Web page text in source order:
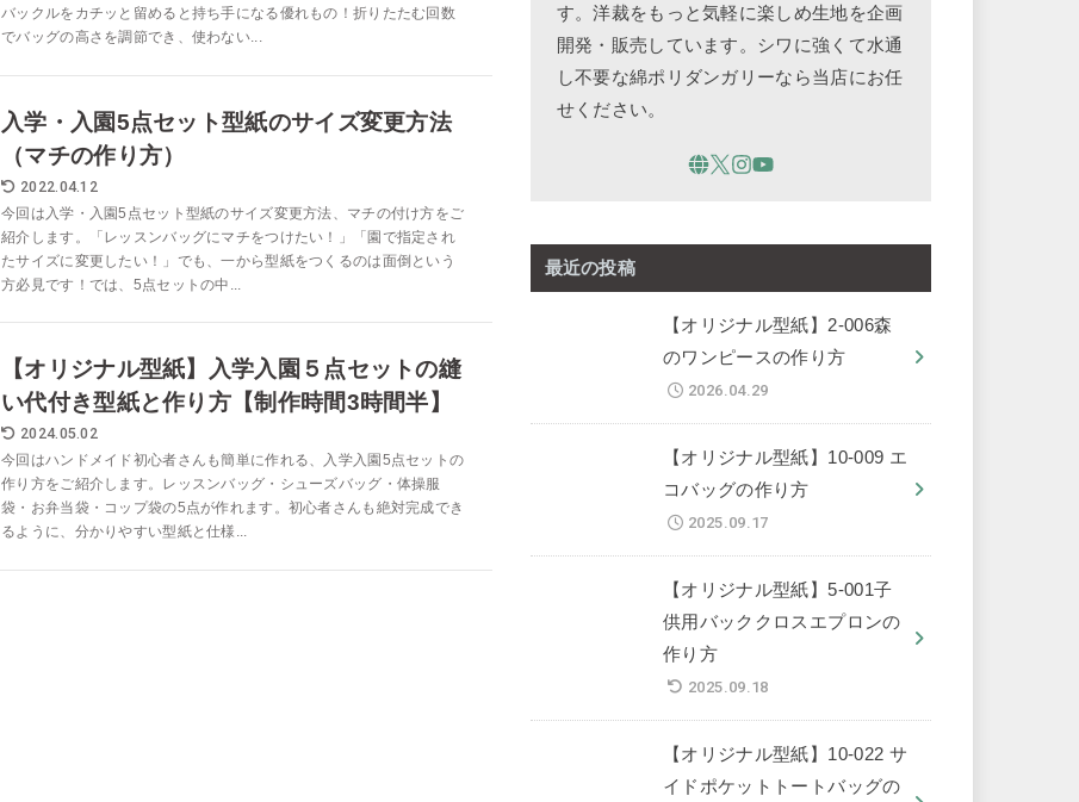
バックルをカチッと留めると持ち手になる優れもの！折りたたむ回数
でバッグの高さを調節でき、使わない...
入学・入園5点セット型紙のサイズ変更方法
（マチの作り方）
2022.04.12
今回は入学・入園5点セット型紙のサイズ変更方法、マチの付け方をご
紹介します。「レッスンバッグにマチをつけたい！」「園で指定され
たサイズに変更したい！」でも、一から型紙をつくるのは面倒という
方必見です！では、5点セットの中...
【オリジナル型紙】入学入園５点セットの縫
い代付き型紙と作り方【制作時間3時間半】
2024.05.02
今回はハンドメイド初心者さんも簡単に作れる、入学入園5点セットの
作り方をご紹介します。レッスンバッグ・シューズバッグ・体操服
袋・お弁当袋・コップ袋の5点が作れます。初心者さんも絶対完成でき
るように、分かりやすい型紙と仕様...
す。洋裁をもっと気軽に楽しめ生地を企画
開発・販売しています。シワに強くて水通
し不要な綿ポリダンガリーなら当店にお任
せください。
最近の投稿
【オリジナル型紙】2-006森
のワンピースの作り方
2026.04.29
【オリジナル型紙】10-009 エ
コバッグの作り方
2025.09.17
【オリジナル型紙】5-001子
供用バッククロスエプロンの
作り方
2025.09.18
【オリジナル型紙】10-022 サ
イドポケットトートバッグの